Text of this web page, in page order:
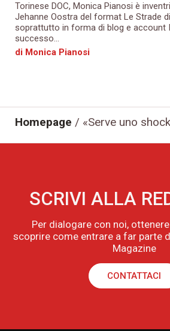
Torinese DOC, Monica Pianosi è
Jehanne Oostra del format Le Strade
soprattutto in forma di blog e account
successo...
di Monica Pianosi
Homepage / «Serve uno
SCRIVI ALLA
Per dialogare con noi,
scoprire come entrare a far parte
Magazine
CONTATTACI